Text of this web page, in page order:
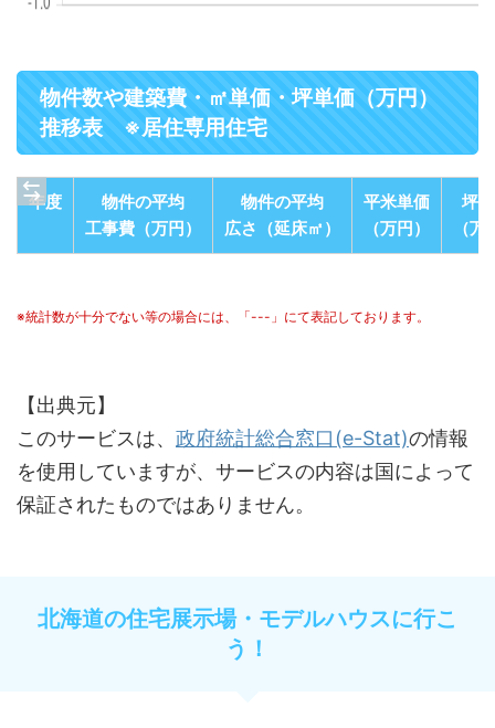
物件数や建築費・㎡単価・坪単価（万円）
推移表 ※居住専用住宅
年度
物件の平均
工事費（万円）
物件の平均
広さ（延床㎡）
平米単価
（万円）
坪
（万
※統計数が十分でない等の場合には、「---」にて表記しております。
【出典元】
このサービスは、 政府統計総合窓口(e-Stat)の情報
を使用していますが、サービスの内容は国によって
保証されたものではありません。
北海道の住宅展示場・モデルハウスに行こ
う！